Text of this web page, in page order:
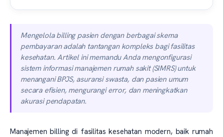
Mengelola billing pasien dengan berbagai skema
pembayaran adalah tantangan kompleks bagi fasilitas
kesehatan. Artikel ini memandu Anda mengonfigurasi
sistem informasi manajemen rumah sakit (SIMRS) untuk
menangani BPJS, asuransi swasta, dan pasien umum
secara efisien, mengurangi error, dan meningkatkan
akurasi pendapatan.
Manajemen billing di fasilitas kesehatan modern, baik rumah